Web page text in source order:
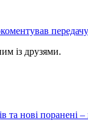
із друзями.
та нові поранені –